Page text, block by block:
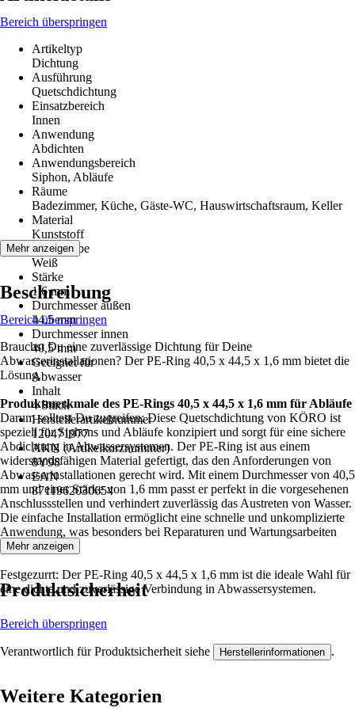
Bereich überspringen
Artikeltyp
Dichtung
Ausführung
Quetschdichtung
Einsatzbereich
Innen
Anwendung
Abdichten
Anwendungsbereich
Siphon, Abläufe
Räume
Badezimmer, Küche, Gäste-WC, Hauswirtschaftsraum, Keller
Material
Kunststoff
Grundfarbe
Weiß
Stärke
1,6 mm
Durchmesser außen
44,5 mm
Durchmesser innen
40,5 mm
Geeignet für
Abwasser
Inhalt
4 Stück
Herstellerartikelnummer
120471977
AKN (Artikelkurznummer)
8Y98
EAN
8711962030654
Mehr anzeigen
Beschreibung
Bereich überspringen
Brauchst Du eine zuverlässige Dichtung für Deine
Abwasserinstallationen? Der PE-Ring 40,5 x 44,5 x 1,6 mm bietet die
Lösung.
Produktmerkmale des PE-Rings 40,5 x 44,5 x 1,6 mm für Abläufe
Darum solltest Du zugreifen: Diese Quetschdichtung von KÖRO ist
speziell für Siphons und Abläufe konzipiert und sorgt für eine sichere
Abdichtung in Abwassersystemen. Der PE-Ring ist aus einem
widerstandsfähigen Material gefertigt, das den Anforderungen von
Abwasserinstallationen gerecht wird. Mit einem Durchmesser von 40,5
mm und einer Stärke von 1,6 mm passt er perfekt in die vorgesehenen
Anschlussstellen und verhindert zuverlässig das Austreten von Wasser.
Die einfache Installation ermöglicht eine schnelle und unkomplizierte
Anwendung, was besonders bei Reparaturen und Wartungsarbeiten
von Vorteil ist.
Festgezurrt: Der PE-Ring 40,5 x 44,5 x 1,6 mm ist die ideale Wahl für
eine dichte und zuverlässige Verbindung in Abwassersystemen.
Mehr anzeigen
Produktsicherheit
Bereich überspringen
Verantwortlich für Produktsicherheit siehe Herstellerinformationen .
Weitere Kategorien